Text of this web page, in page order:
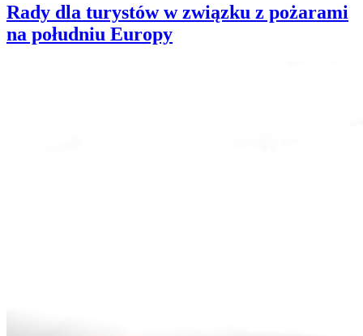
Rady dla turystów w związku z pożarami
na południu Europy